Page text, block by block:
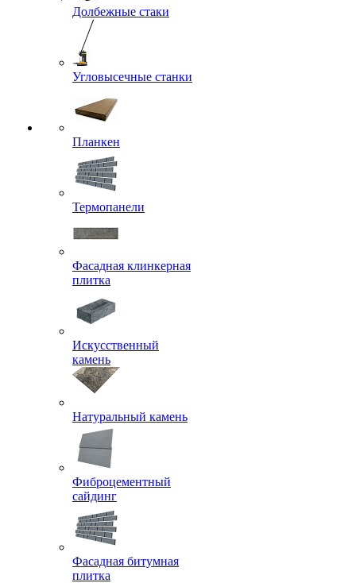
Долбежные стаки
Угловысечные станки
Планкен
Термопанели
Фасадная клинкерная
плитка
Искусственный
камень
Натуральный камень
Фиброцементный
сайдинг
Фасадная битумная
плитка